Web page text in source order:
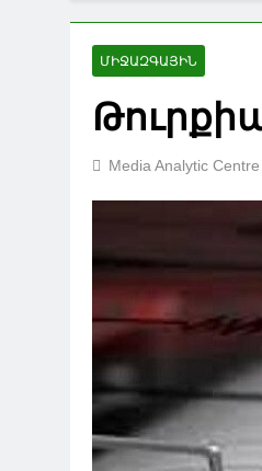
ՄԻՋԱԶԳԱՅԻՆ
Media Analytic Centre